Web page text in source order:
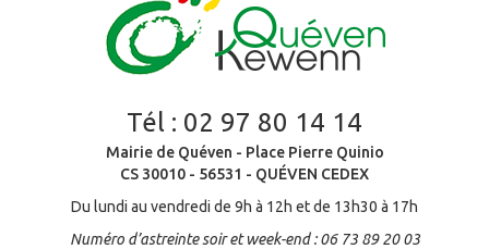
Tél : 02 97 80 14 14
Mairie de Quéven - Place Pierre Quinio
CS 30010 - 56531 - QUÉVEN CEDEX
Du lundi au vendredi de 9h à 12h et de 13h30 à 17h
Numéro d’astreinte soir et week-end : 06 73 89 20 03